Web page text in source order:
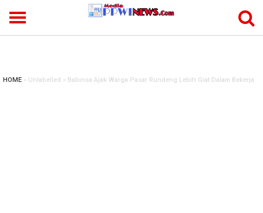
HOME » Unlabelled » Babinsa Ajak Warga Pasar Rundeng Lebih Giat Dalam Bekerja